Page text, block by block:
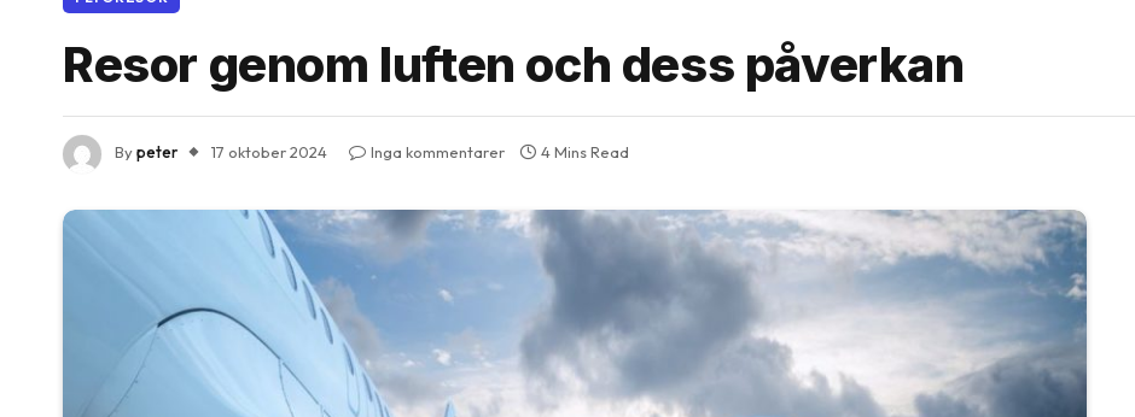
Resor genom luften och dess påverkan
Bypeter 17 oktober 2024 Inga kommentarer 4 Mins Read